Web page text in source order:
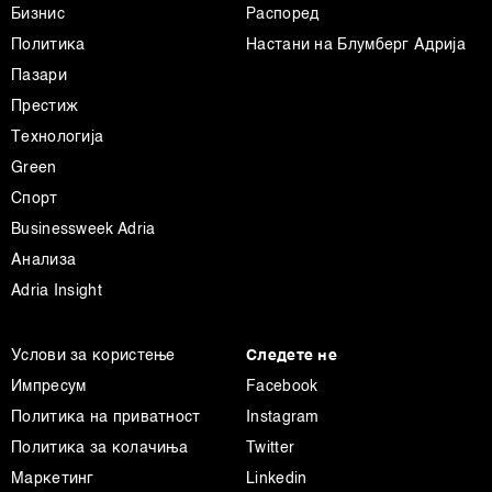
d.o.o. и
. Повеќе за податоците кои ги
обработуваме како и за вашите права прочитајте во
нашата
повторно да ги ажурирате со клик на „Прикажи ги
деталите“. Согласноста можете во кој било момент да
ја повлечете без негативни последици.
Бизнис
Политика
Пазари
Престиж
Технологија
Green
Спорт
Businessweek Adria
Анализа
Adria Insight
Распоред
Настани на Блумберг Адрија
Услови за користење
Импресум
Политика на приватност
Политика за колачиња
Маркетинг
Следете не
Facebook
Instagram
Twitter
Linkedin